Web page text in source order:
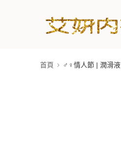
首頁 ♂♀情人節 | 潤滑液